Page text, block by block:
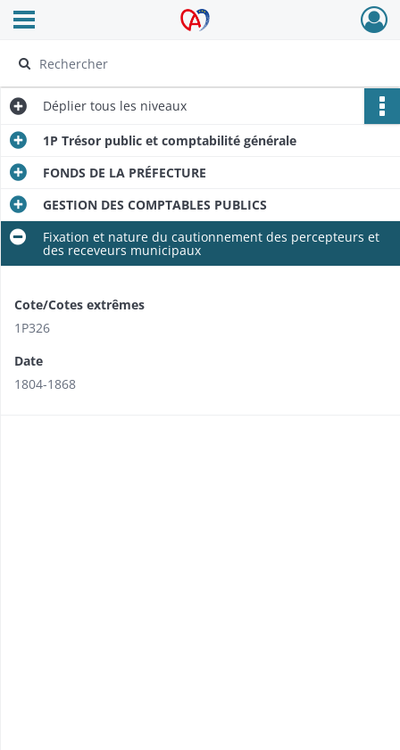
Archives Alsace - Colmar
Ouvrir le menu déroulant
Déplier tous les niveaux
1P Trésor public et comptabilité générale
FONDS DE LA PRÉFECTURE
GESTION DES COMPTABLES PUBLICS
Fixation et nature du cautionnement des percepteurs et
des receveurs municipaux
Cote/Cotes extrêmes
1P326
Date
1804-1868